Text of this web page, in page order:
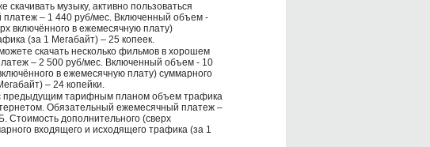
музыку, активно пользоваться
– 1 440 руб/мес. Включенный объем -
включённого в ежемесячную плату)
(за 1 Мегабайт) – 25 копеек.
скачать несколько фильмов в хорошем
– 2 500 руб/мес. Включенный объем - 10
в ежемесячную плату) суммарного
– 24 копейки.
предыдущим тарифным планом объем трафика
Обязательный ежемесячный платеж –
Стоимость дополнительного (сверх
входящего и исходящего трафика (за 1